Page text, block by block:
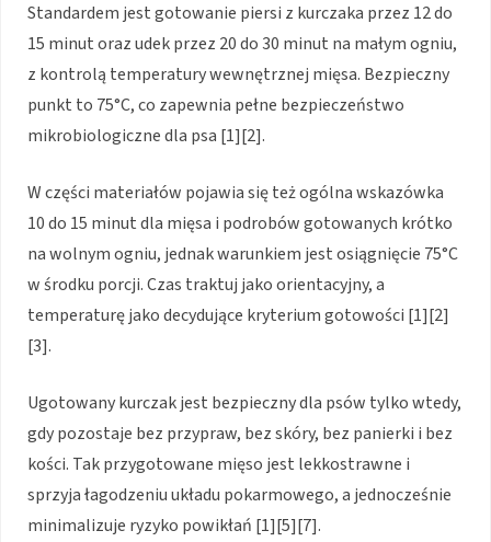
Standardem jest gotowanie piersi z kurczaka przez 12 do
15 minut oraz udek przez 20 do 30 minut na małym ogniu,
z kontrolą temperatury wewnętrznej mięsa. Bezpieczny
punkt to 75°C, co zapewnia pełne bezpieczeństwo
mikrobiologiczne dla psa [1][2].
W części materiałów pojawia się też ogólna wskazówka
10 do 15 minut dla mięsa i podrobów gotowanych krótko
na wolnym ogniu, jednak warunkiem jest osiągnięcie 75°C
w środku porcji. Czas traktuj jako orientacyjny, a
temperaturę jako decydujące kryterium gotowości [1][2]
[3].
Ugotowany kurczak jest bezpieczny dla psów tylko wtedy,
gdy pozostaje bez przypraw, bez skóry, bez panierki i bez
kości. Tak przygotowane mięso jest lekkostrawne i
sprzyja łagodzeniu układu pokarmowego, a jednocześnie
minimalizuje ryzyko powikłań [1][5][7].